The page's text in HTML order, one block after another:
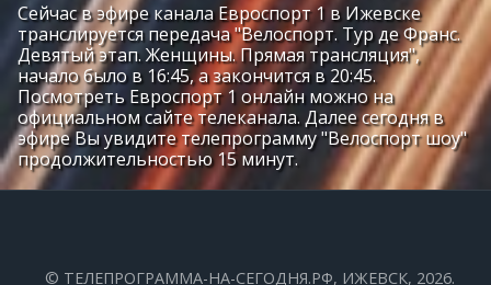
Сейчас в эфире канала Евроспорт 1 в Ижевске
транслируется передача "Велоспорт. Тур де Франс.
Девятый этап. Женщины. Прямая трансляция",
начало было в 16:45, а закончится в 20:45.
Посмотреть Евроспорт 1 онлайн можно на
официальном сайте телеканала. Далее сегодня в
эфире Вы увидите телепрограмму "Велоспорт шоу"
продолжительностью 15 минут.
© ТЕЛЕПРОГРАММА-НА-СЕГОДНЯ.РФ, ИЖЕВСК, 2026.